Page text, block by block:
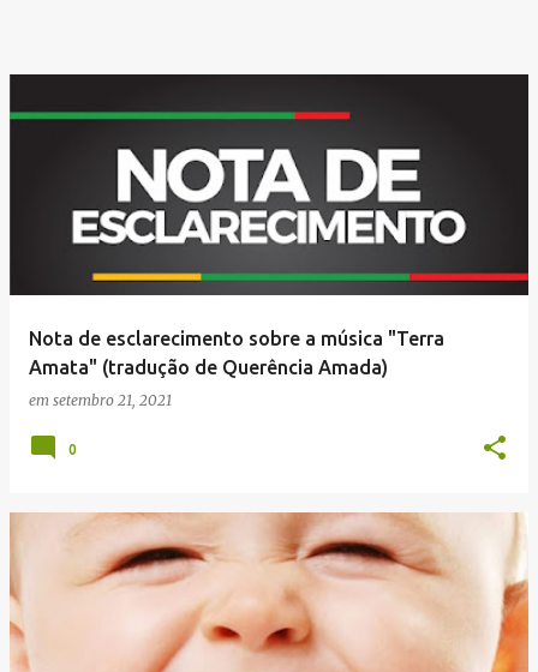
Nota de esclarecimento sobre a música "Terra
Amata" (tradução de Querência Amada)
em setembro 21, 2021
0